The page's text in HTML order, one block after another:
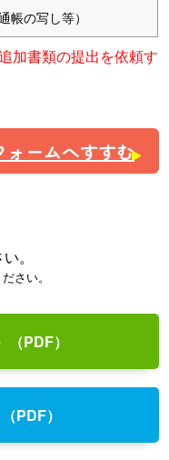
帳の写し等）
加書類の提出を依頼す
ームへすすむ
。
さい。
PDF）
PDF）